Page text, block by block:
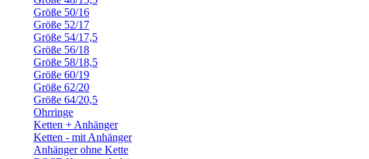
Größe 50/16
Größe 52/17
Größe 54/17,5
Größe 56/18
Größe 58/18,5
Größe 60/19
Größe 62/20
Größe 64/20,5
Ohrringe
Ketten + Anhänger
Ketten - mit Anhänger
Anhänger ohne Kette